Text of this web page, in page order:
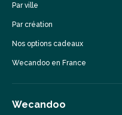
Par ville
Par création
Nos options cadeaux
Wecandoo en France
Wecandoo